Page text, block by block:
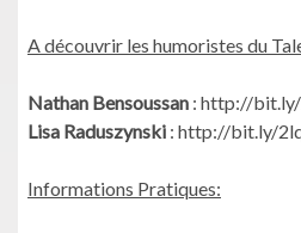
A découvrir les humoristes du
Nathan Bensoussan : http://
Lisa Raduszynski : http://bit.ly/
Informations Pratiques: